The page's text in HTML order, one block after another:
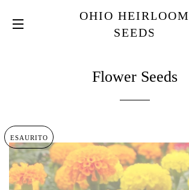
NAVIGAZIONE DEL SITO
OHIO HEIRLOOM
SEEDS
Flower Seeds
ESAURITO